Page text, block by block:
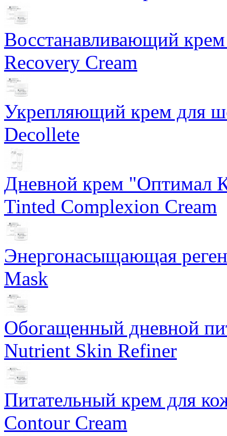
Восстанавливающий
Recovery Cream
Укрепляющий крем для
Decollete
Дневной крем "Оптимал
Tinted Complexion Cream
Энергонасыщающая
Mask
Обогащенный дневной
Nutrient Skin Refiner
Питательный крем для
Contour Cream